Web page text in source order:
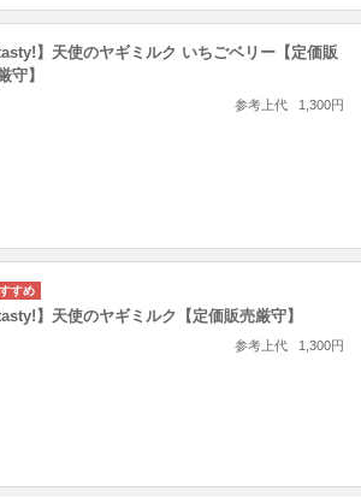
tasty!】天使のヤギミルク いちごベリー【定価販
守】
参考上代 1,300円
tasty!】天使のヤギミルク【定価販売厳守】
参考上代 1,300円